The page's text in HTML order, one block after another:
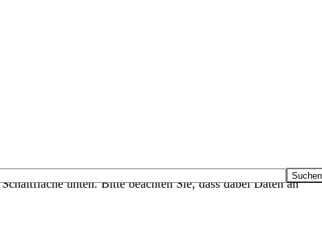
unten. Bitte beachten Sie, dass dabei Daten an